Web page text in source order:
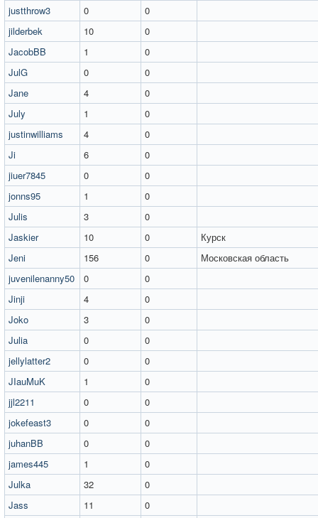
justthrow3
0
0
jilderbek
10
0
JacobBB
1
0
JulG
0
0
Jane
4
0
July
1
0
justinwilliams
4
0
Ji
6
0
jiuer7845
0
0
jonns95
1
0
Julis
3
0
Jaskier
10 0
Курск
Jeni
156 0
Московская область
juvenilenanny50
0
0
Jinji
4
0
Joko
3
0
Julia
0
0
jellylatter2
0
0
JIauMuK
1
0
jjl2211
0
0
jokefeast3
0
0
juhanBB
0
0
james445
1
0
Julka
32
0
Jass
11
0